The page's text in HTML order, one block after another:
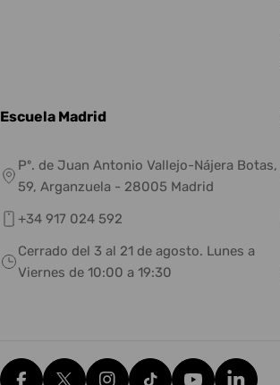
Escuela Madrid
Pº. de Juan Antonio Vallejo-Nájera Botas,
59, Arganzuela - 28005 Madrid
+34 917 024 592
Cerrado del 3 al 21 de agosto. Lunes a
Viernes de 10:00 a 19:30